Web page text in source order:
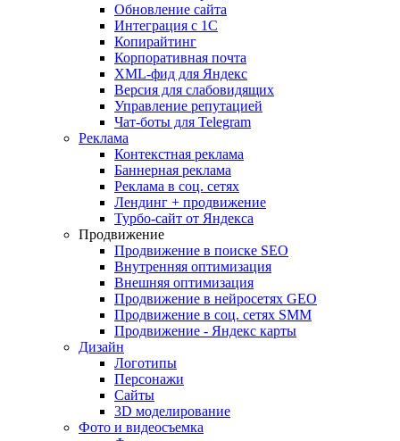
Обновление сайта
Интеграция с 1С
Копирайтинг
Корпоративная почта
XML-фид для Яндекс
Версия для слабовидящих
Управление репутацией
Чат-боты для Telegram
Реклама
Контекстная реклама
Баннерная реклама
Реклама в соц. сетях
Лендинг + продвижение
Турбо-сайт от Яндекса
Продвижение
Продвижение в поиске SEO
Внутренняя оптимизация
Внешняя оптимизация
Продвижение в нейросетях GEO
Продвижение в соц. сетях SMM
Продвижение - Яндекс карты
Дизайн
Логотипы
Персонажи
Сайты
3D моделирование
Фото и видеосъемка